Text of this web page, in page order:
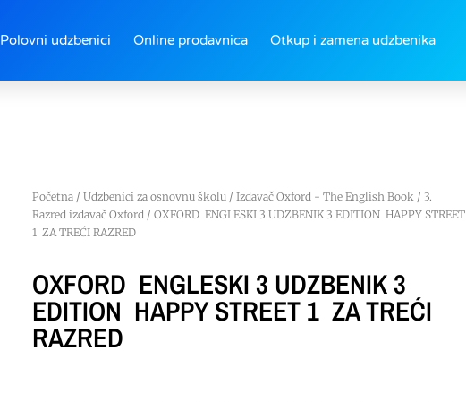
Polovni udzbenici Online prodavnica Otkup i zamena udzbenika
Početna/ Udzbenici za osnovnu školu/ Izdavač Oxford - The English Book/ 3.
Razred izdavač Oxford/ OXFORD ENGLESKI 3 UDZBENIK 3 EDITION HAPPY STREET
1 ZA TREĆI RAZRED
OXFORD ENGLESKI 3 UDZBENIK 3
EDITION HAPPY STREET 1 ZA TREĆI
RAZRED